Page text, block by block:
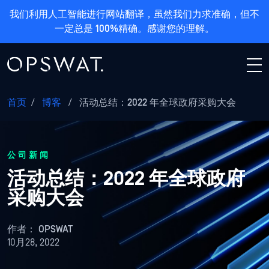
我们利用人工智能进行网站翻译，虽然我们力求准确，但不
一定总是 100%精确。感谢您的理解。
首页 / 博客 / 活动总结：2022 年全球政府采购大会
公司新闻
活动总结：2022 年全球政府
采购大会
作者： OPSWAT
10月28, 2022